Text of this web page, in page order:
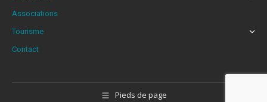
Associations
Tourisme
Contact
Pieds de page